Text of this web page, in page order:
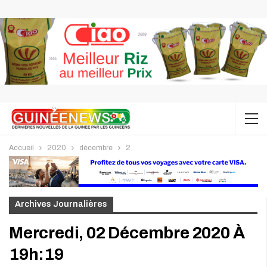
Accueil 2020 décembre 2
Archives Journalières
Mercredi, 02 Décembre 2020 À
19h:19